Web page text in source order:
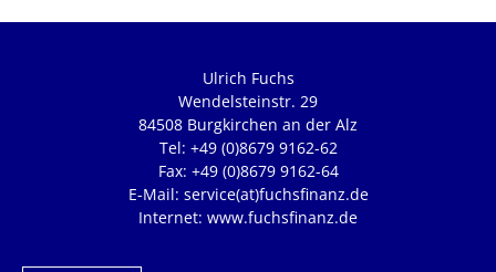
Ulrich Fuchs
Wendelsteinstr. 29
84508 Burgkirchen an der Alz
Tel: +49 (0)8679 9162-62
Fax: +49 (0)8679 9162-64
E-Mail: service(at)fuchsfinanz.de
Internet: www.fuchsfinanz.de